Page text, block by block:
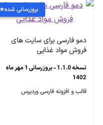
بروزرسانی شده
دمو فارسی برای سایت های
فروش مواد غذایی
نسخه 1.1.0 - بروزرسانی 1 مهر ماه
1402
قالب و افزونه فارسی وردپرس